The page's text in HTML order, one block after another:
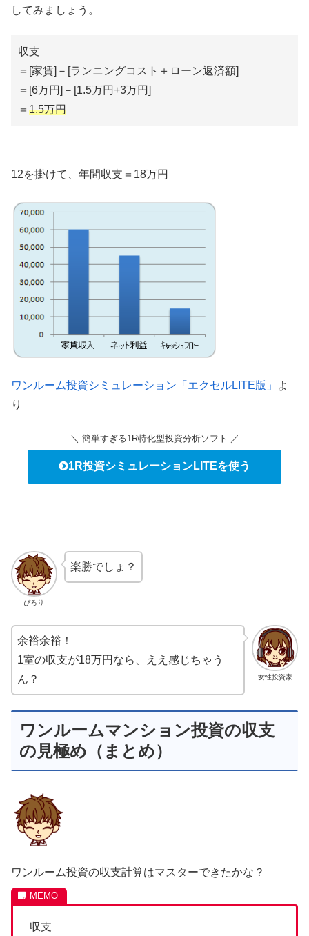
してみましょう。
収支
＝[家賃]－[ランニングコスト＋ローン返済額]
＝[6万円]－[1.5万円+3万円]
＝ 1.5万円
12を掛けて、年間収支＝18万円
ワンルーム投資シミュレーション「エクセルLITE版」
よ
り
＼ 簡単すぎる1R特化型投資分析ソフト ／
1R投資シミュレーションLITEを使う
ぴろり
楽勝でしょ？
女性投資家
余裕余裕！
1室の収支が18万円なら、ええ感じちゃう
ん？
ワンルームマンション投資の収支
の見極め（まとめ）
ワンルーム投資の収支計算はマスターできたかな？
収支